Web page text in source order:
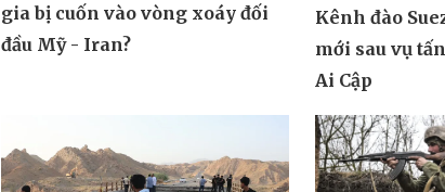
gia bị cuốn vào vòng xoáy đối
đầu Mỹ - Iran?
Kênh đào
mới sau vụ
Ai Cập